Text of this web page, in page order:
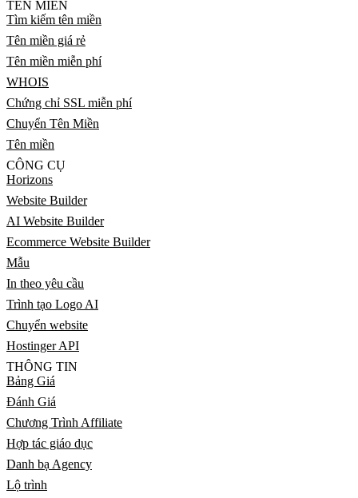
TÊN MIỀN
Tìm kiếm tên miền
Tên miền giá rẻ
Tên miền miễn phí
WHOIS
Chứng chỉ SSL miễn phí
Chuyển Tên Miền
Tên miền
CÔNG CỤ
Horizons
Website Builder
AI Website Builder
Ecommerce Website Builder
Mẫu
In theo yêu cầu
Trình tạo Logo AI
Chuyển website
Hostinger API
THÔNG TIN
Bảng Giá
Đánh Giá
Chương Trình Affiliate
Hợp tác giáo dục
Danh bạ Agency
Lộ trình